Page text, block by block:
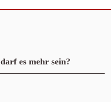
darf es mehr sein?